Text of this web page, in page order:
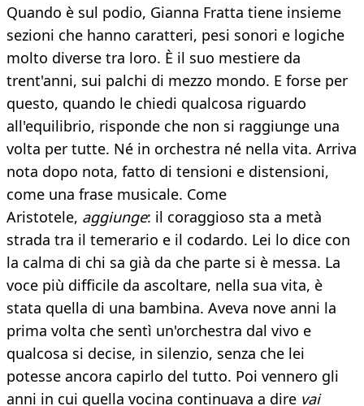
Quando è sul podio, Gianna Fratta tiene insieme
sezioni che hanno caratteri, pesi sonori e logiche
molto diverse tra loro. È il suo mestiere da
trent'anni, sui palchi di mezzo mondo. E forse per
questo, quando le chiedi qualcosa riguardo
all'equilibrio, risponde che non si raggiunge una
volta per tutte. Né in orchestra né nella vita. Arriva
nota dopo nota, fatto di tensioni e distensioni,
come una frase musicale. Come
Aristotele, aggiunge: il coraggioso sta a metà
strada tra il temerario e il codardo. Lei lo dice con
la calma di chi sa già da che parte si è messa. La
voce più difficile da ascoltare, nella sua vita, è
stata quella di una bambina. Aveva nove anni la
prima volta che sentì un'orchestra dal vivo e
qualcosa si decise, in silenzio, senza che lei
potesse ancora capirlo del tutto. Poi vennero gli
anni in cui quella vocina continuava a dire vai